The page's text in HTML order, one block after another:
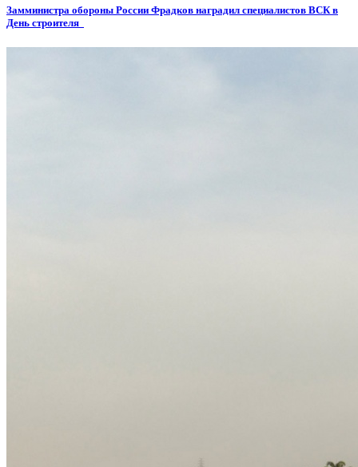
Замминистра обороны России Фрадков наградил специалистов ВСК в
День строителя